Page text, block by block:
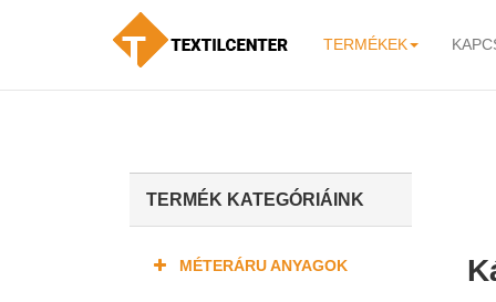
TERMÉKEK
TERMÉK KATEGÓRIÁINK
MÉTERÁRU ANYAGOK